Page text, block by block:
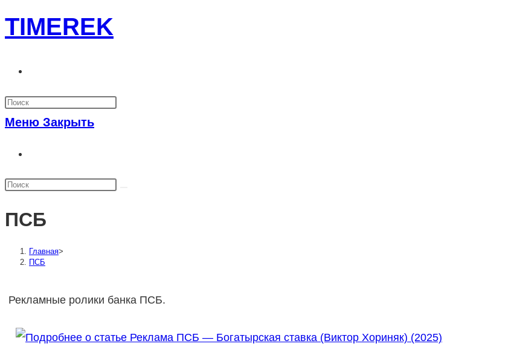
к
TIMEREK
по
Меню Закрыть
по
сайту
ПСБ
Главная>
ПСБ
Рекламные ролики банка ПСБ.